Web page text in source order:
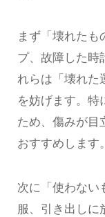
まず「壊れたも
プ、故障した時
れらは「壊れた
を妨げます。特
ため、傷みが目
おすすめします。
次に「使わない
服、引き出しに